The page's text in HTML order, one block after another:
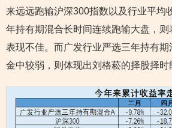
来远远跑输沪深300指数以及行业平均
年持有期混合长时间连续跑输大盘，
表现不佳。而广发行业严选三年持有
金中较弱，则体现出刘格菘的择股择时